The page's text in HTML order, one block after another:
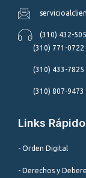
(310) 432-
(310) 771-0722
(310) 433-7825
(310) 807-9473
Links
- Orden Digital
- Derechos y